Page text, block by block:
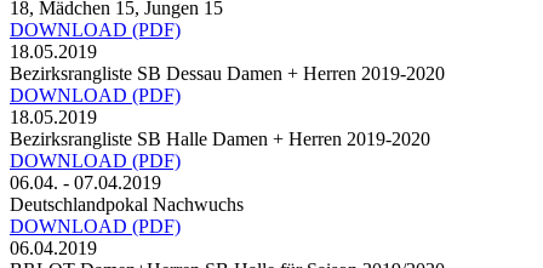
18, Mädchen 15, Jungen 15
DOWNLOAD (PDF)
18.05.2019
Bezirksrangliste SB Dessau Damen + Herren 2019-2020
DOWNLOAD (PDF)
18.05.2019
Bezirksrangliste SB Halle Damen + Herren 2019-2020
DOWNLOAD (PDF)
06.04. - 07.04.2019
Deutschlandpokal Nachwuchs
DOWNLOAD (PDF)
06.04.2019